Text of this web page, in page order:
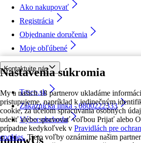
Nastavenia súkromia
My a našich 18 partnerov ukladáme
pristupujeme, napríklad k jedinečným
cookie, za účelom spracúvania osobných
udeliť alebo spravovať voľbou Prijať alebo
prípadne kedykoľvek v Pravidlách pre
cookies. Tieto voľby oznámime našim
Ako nakupovať
Registrácia
Objednanie doručenia
Moje obľúbené
Kontaktujte nás
Tesco.sk
Zákaznícka linka - 0800222333
Výber obchodu
followUs